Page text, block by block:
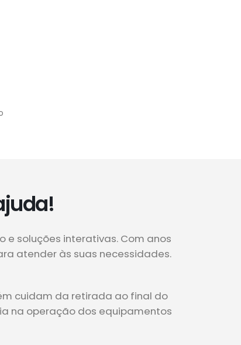
soluções interativas. Com anos
atender às suas necessidades.
cuidam da retirada ao final do
na operação dos equipamentos